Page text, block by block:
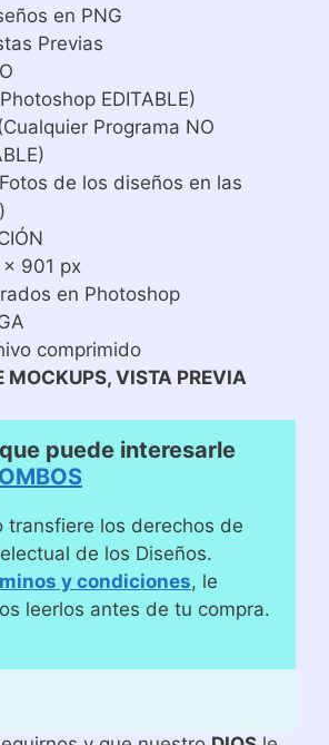
en PNG
Previas
EDITABLE)
Programa NO
de los diseños en las
901 px
en Photoshop
comprimido
MOCKUPS, VISTA PREVIA
puede interesarle
transfiere los derechos de
de los Diseños.
y condiciones, le
leerlos antes de tu compra.